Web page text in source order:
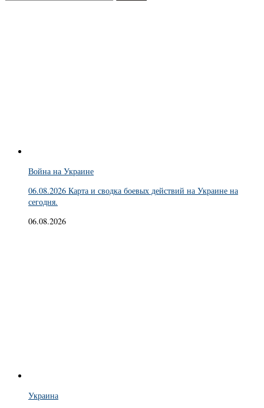
Война на Украине
06.08.2026 Карта и сводка боевых действий на Украине на
сегодня.
06.08.2026
Украина